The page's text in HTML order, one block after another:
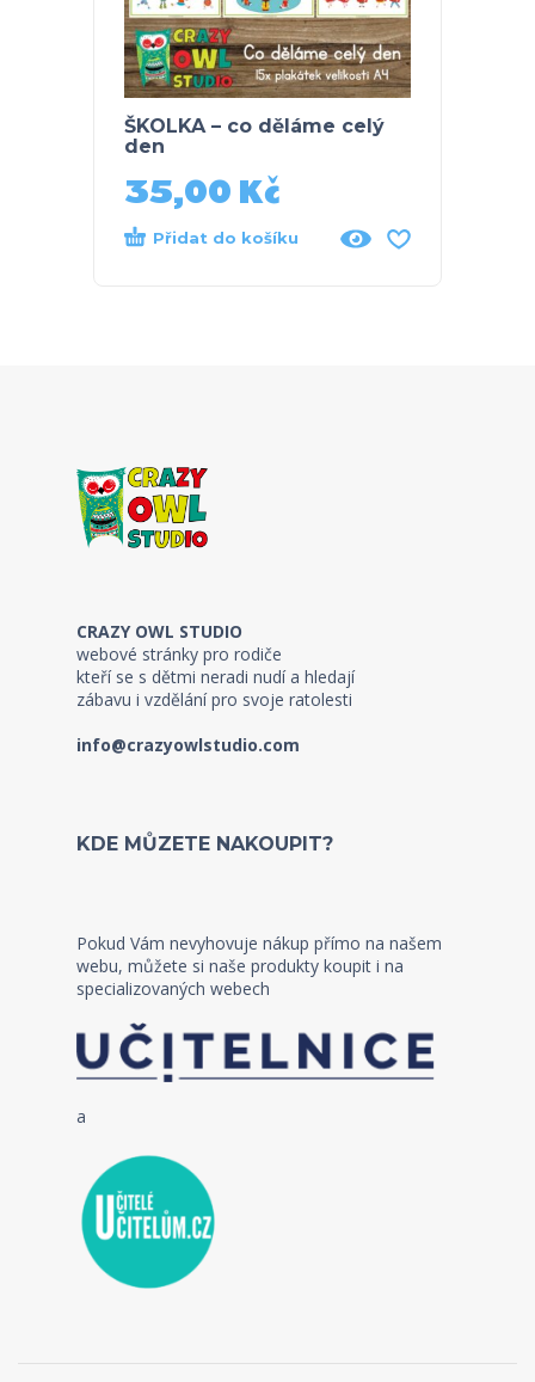
ŠKOLKA – co děláme celý
den
35,00 Kč
Přidat do košíku
CRAZY OWL STUDIO
webové stránky pro rodiče
kteří se s dětmi neradi nudí a hledají
zábavu i vzdělání pro svoje ratolesti
info@crazyowlstudio.com
KDE MŮZETE NAKOUPIT?
Pokud Vám nevyhovuje nákup přímo na našem
webu, můžete si naše produkty koupit i na
specializovaných webech
a